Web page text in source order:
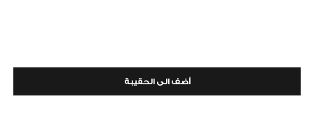
أضف الى الحقيبة